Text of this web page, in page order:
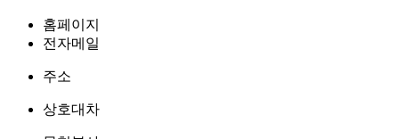
홈페이지
전자메일
주소
상호대차